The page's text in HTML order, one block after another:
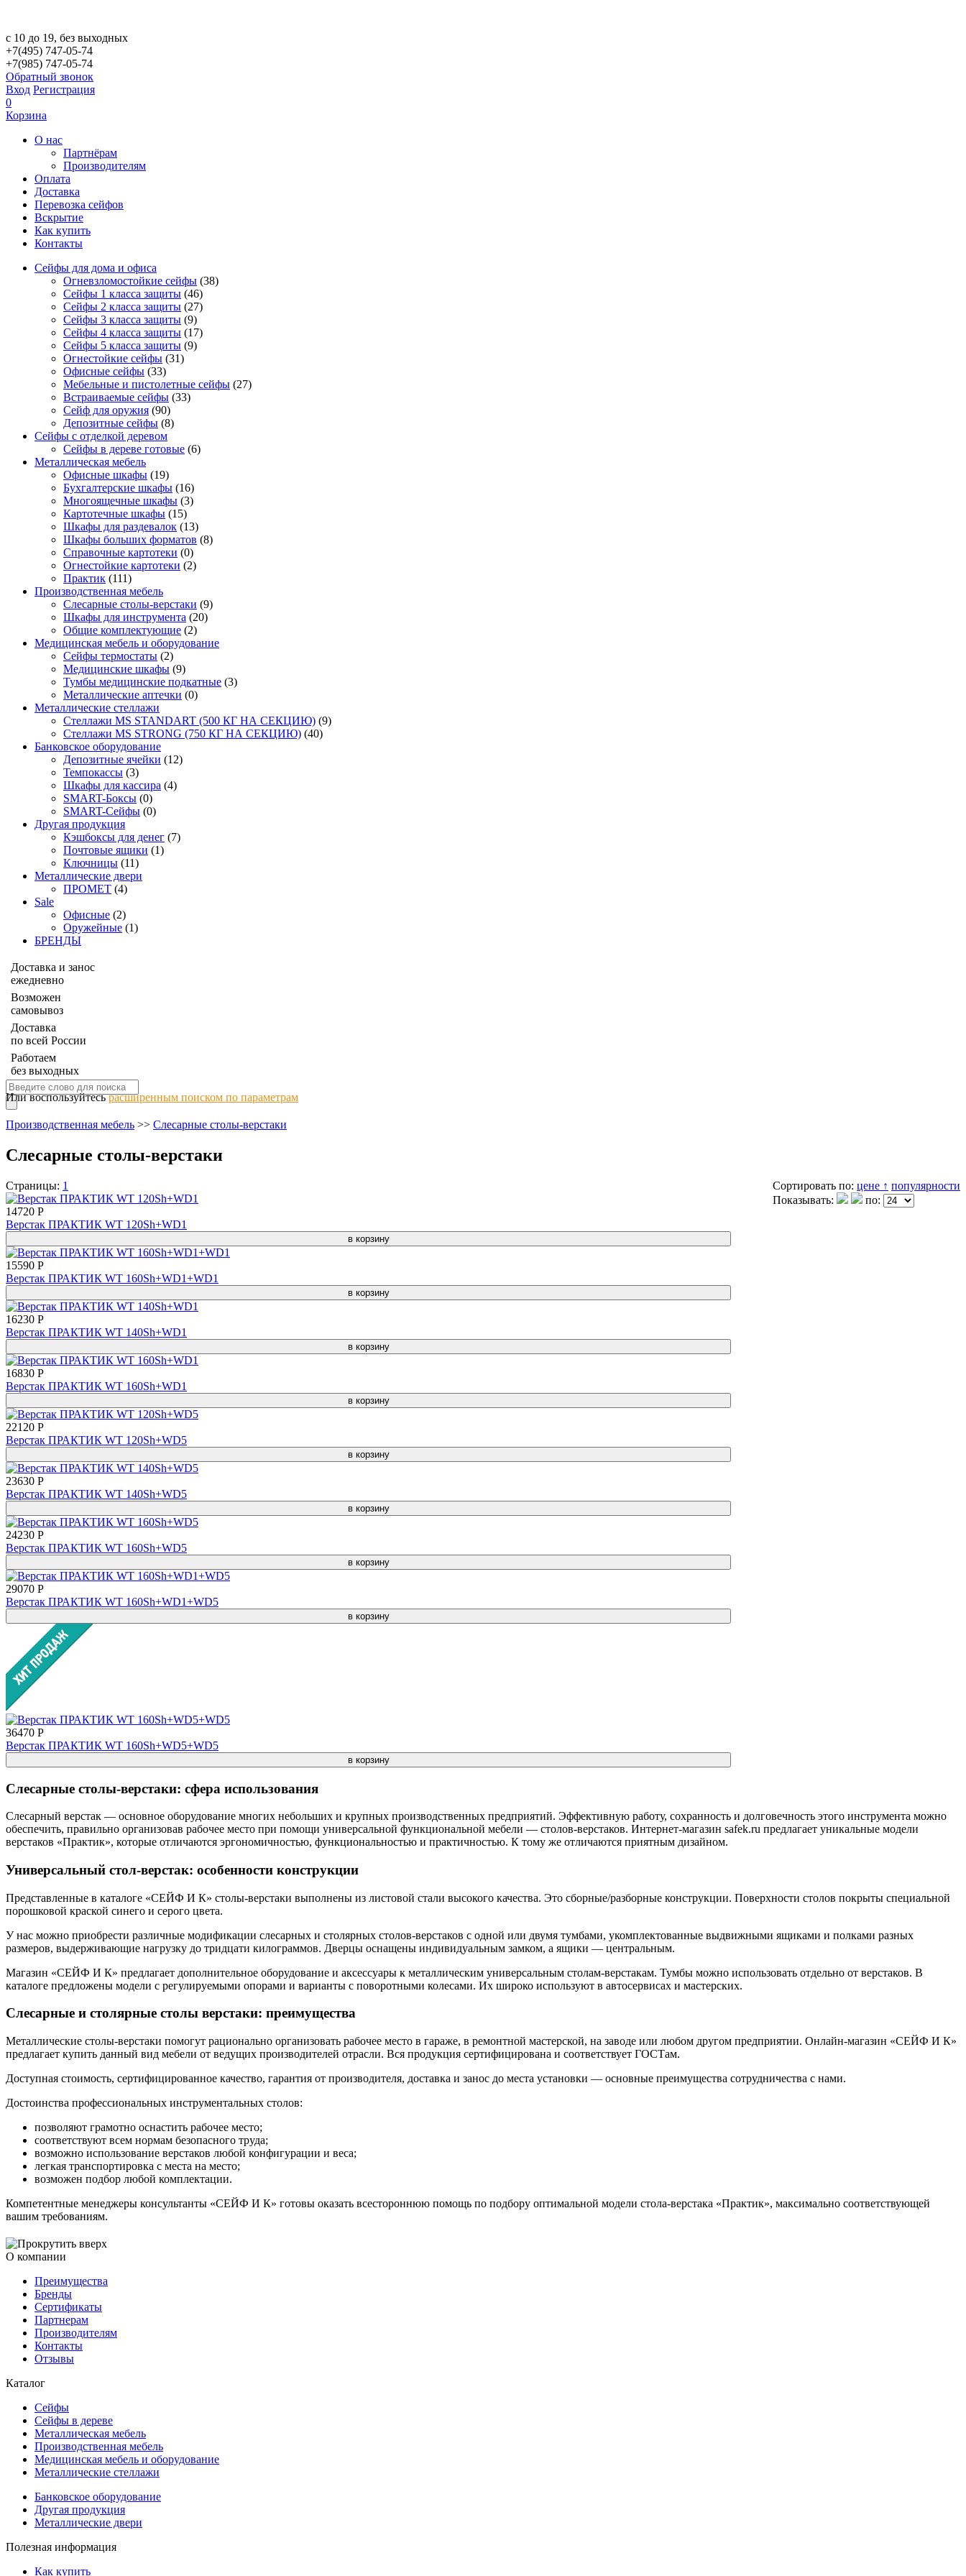
с 10 до 19, без выходных
+7(495) 747-05-74
+7(985) 747-05-74
Обратный звонок
Вход Регистрация
0
Корзина
О нас
Партнёрам
Производителям
Оплата
Доставка
Перевозка сейфов
Вскрытие
Как купить
Контакты
Сейфы для дома и офиса
Огневзломостойкие сейфы (38)
Сейфы 1 класса защиты (46)
Сейфы 2 класса защиты (27)
Сейфы 3 класса защиты (9)
Сейфы 4 класса защиты (17)
Сейфы 5 класса защиты (9)
Огнестойкие сейфы (31)
Офисные сейфы (33)
Мебельные и пистолетные сейфы (27)
Встраиваемые сейфы (33)
Сейф для оружия (90)
Депозитные сейфы (8)
Сейфы с отделкой деревом
Сейфы в дереве готовые (6)
Металлическая мебель
Офисные шкафы (19)
Бухгалтерские шкафы (16)
Многоящечные шкафы (3)
Картотечные шкафы (15)
Шкафы для раздевалок (13)
Шкафы больших форматов (8)
Справочные картотеки (0)
Огнестойкие картотеки (2)
Практик (111)
Производственная мебель
Слесарные столы-верстаки (9)
Шкафы для инструмента (20)
Общие комплектующие (2)
Медицинская мебель и оборудование
Сейфы термостаты (2)
Медицинские шкафы (9)
Тумбы медицинские подкатные (3)
Металлические аптечки (0)
Металлические стеллажи
Стеллажи MS STANDART (500 КГ НА СЕКЦИЮ) (9)
Стеллажи MS STRONG (750 КГ НА СЕКЦИЮ) (40)
Банковское оборудование
Депозитные ячейки (12)
Темпокассы (3)
Шкафы для кассира (4)
SMART-Боксы (0)
SMART-Сейфы (0)
Другая продукция
Кэшбоксы для денег (7)
Почтовые ящики (1)
Ключницы (11)
Металлические двери
ПРОМЕТ (4)
Sale
Офисные (2)
Оружейные (1)
БРЕНДЫ
Доставка и занос
ежедневно
Возможен
самовывоз
Доставка
по всей России
Работаем
без выходных
Или воспользуйтесьрасширенным поиском по параметрам
Производственная мебель >> Слесарные столы-верстаки
Слесарные столы-верстаки
Сортировать по: цене ↑ популярности
Показывать:
по:
Страницы: 1
14720 Р
Верстак ПРАКТИК WT 120Sh+WD1
в корзину
15590 Р
Верстак ПРАКТИК WT 160Sh+WD1+WD1
в корзину
16230 Р
Верстак ПРАКТИК WT 140Sh+WD1
в корзину
16830 Р
Верстак ПРАКТИК WT 160Sh+WD1
в корзину
22120 Р
Верстак ПРАКТИК WT 120Sh+WD5
в корзину
23630 Р
Верстак ПРАКТИК WT 140Sh+WD5
в корзину
24230 Р
Верстак ПРАКТИК WT 160Sh+WD5
в корзину
29070 Р
Верстак ПРАКТИК WT 160Sh+WD1+WD5
в корзину
36470 Р
Верстак ПРАКТИК WT 160Sh+WD5+WD5
в корзину
Слесарные столы-верстаки: сфера использования
Слесарный верстак — основное оборудование многих небольших и крупных производственных предприятий. Эффективную работу, сохранность и долговечность этого инструмента можно
обеспечить, правильно организовав рабочее место при помощи универсальной функциональной мебели — столов-верстаков. Интернет-магазин safek.ru предлагает уникальные модели
верстаков «Практик», которые отличаются эргономичностью, функциональностью и практичностью. К тому же отличаются приятным дизайном.
Универсальный стол-верстак: особенности конструкции
Представленные в каталоге «СЕЙФ И К» столы-верстаки выполнены из листовой стали высокого качества. Это сборные/разборные конструкции. Поверхности столов покрыты специальной
порошковой краской синего и серого цвета.
У нас можно приобрести различные модификации слесарных и столярных столов-верстаков с одной или двумя тумбами, укомплектованные выдвижными ящиками и полками разных
размеров, выдерживающие нагрузку до тридцати килограммов. Дверцы оснащены индивидуальным замком, а ящики — центральным.
Магазин «СЕЙФ И К» предлагает дополнительное оборудование и аксессуары к металлическим универсальным столам-верстакам. Тумбы можно использовать отдельно от верстаков. В
каталоге предложены модели с регулируемыми опорами и варианты с поворотными колесами. Их широко используют в автосервисах и мастерских.
Слесарные и столярные столы верстаки: преимущества
Металлические столы-верстаки помогут рационально организовать рабочее место в гараже, в ремонтной мастерской, на заводе или любом другом предприятии. Онлайн-магазин «СЕЙФ И К»
предлагает купить данный вид мебели от ведущих производителей отрасли. Вся продукция сертифицирована и соответствует ГОСТам.
Доступная стоимость, сертифицированное качество, гарантия от производителя, доставка и занос до места установки — основные преимущества сотрудничества с нами.
Достоинства профессиональных инструментальных столов:
позволяют грамотно оснастить рабочее место;
соответствуют всем нормам безопасного труда;
возможно использование верстаков любой конфигурации и веса;
легкая транспортировка с места на место;
возможен подбор любой комплектации.
Компетентные менеджеры консультанты «СЕЙФ И К» готовы оказать всестороннюю помощь по подбору оптимальной модели стола-верстака «Практик», максимально соответствующей
вашим требованиям.
О компании
Преимущества
Бренды
Сертификаты
Партнерам
Производителям
Контакты
Отзывы
Каталог
Сейфы
Сейфы в дереве
Металлическая мебель
Производственная мебель
Медицинская мебель и оборудование
Металлические стеллажи
Банковское оборудование
Другая продукция
Металлические двери
Полезная информация
Как купить